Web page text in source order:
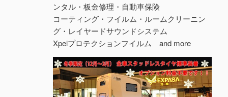
ンタル・板金修理・自動車保険
コーティング・フイルム・ルームクリーニン
グ・レイヤードサウンドシステム
Xpelプロテクションフイルム and more